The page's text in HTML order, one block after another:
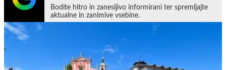
Bodite hitro in zanesljivo informirani ter spremljajte
aktualne in zanimive vsebine.